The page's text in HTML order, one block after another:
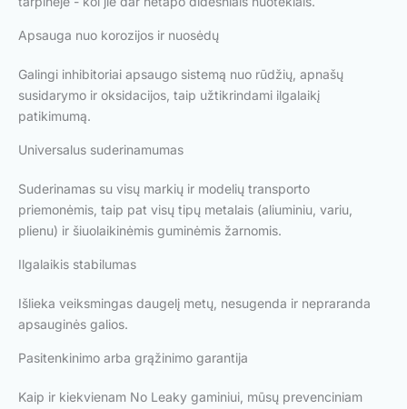
Apsauga nuo korozijos ir nuosėdų
Galingi inhibitoriai apsaugo sistemą nuo rūdžių, apnašų
susidarymo ir oksidacijos, taip užtikrindami ilgalaikį
patikimumą.
Universalus suderinamumas
Suderinamas su visų markių ir modelių transporto
priemonėmis, taip pat visų tipų metalais (aliuminiu, variu,
plienu) ir šiuolaikinėmis guminėmis žarnomis.
Ilgalaikis stabilumas
Išlieka veiksmingas daugelį metų, nesugenda ir nepraranda
apsauginės galios.
Pasitenkinimo arba grąžinimo garantija
Kaip ir kiekvienam No Leaky gaminiui, mūsų prevenciniam